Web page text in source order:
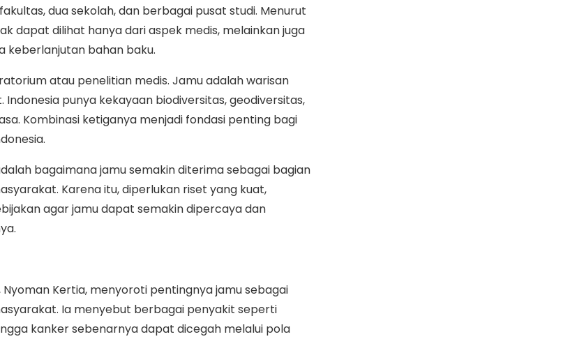
dua sekolah, dan berbagai pusat studi. Menurut
dapat dilihat hanya dari aspek medis, melainkan juga
keberlanjutan bahan baku.
atau penelitian medis. Jamu adalah warisan
punya kekayaan biodiversitas, geodiversitas,
Kombinasi ketiganya menjadi fondasi penting bagi
bagaimana jamu semakin diterima sebagai bagian
Karena itu, diperlukan riset yang kuat,
agar jamu dapat semakin dipercaya dan
Nyoman Kertia, menyoroti pentingnya jamu sebagai
Ia menyebut berbagai penyakit seperti
kanker sebenarnya dapat dicegah melalui pola